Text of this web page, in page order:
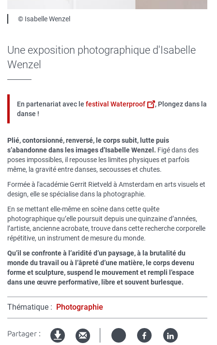
Légende
© Isabelle Wenzel
Une exposition photographique d'Isabelle
Wenzel
En partenariat avec le festival Waterproof
, Plongez dans la
danse !
Plié, contorsionné, renversé, le corps subit, lutte puis
s’abandonne dans les images d’Isabelle Wenzel. Figé dans des
poses impossibles, il repousse les limites physiques et parfois
même, la gravité entre danses, secousses et chutes.
Formée à l'académie Gerrit Rietveld à Amsterdam en arts visuels et
design, elle se spécialise dans la photographie.
En se mettant elle-même en scène dans cette quête
photographique qu’elle poursuit depuis une quinzaine d’années,
l’artiste, ancienne acrobate, trouve dans cette recherche corporelle
répétitive, un instrument de mesure du monde.
Qu’il se confronte à l’aridité d’un paysage, à la brutalité du
monde du travail ou à l’âpreté d’une matière, le corps devenu
forme et sculpture, suspend le mouvement et rempli l’espace
dans uneœuvreperformative, libre et souvent burlesque.
Thématique Photographie
Partager : Twitter FacebookLinked